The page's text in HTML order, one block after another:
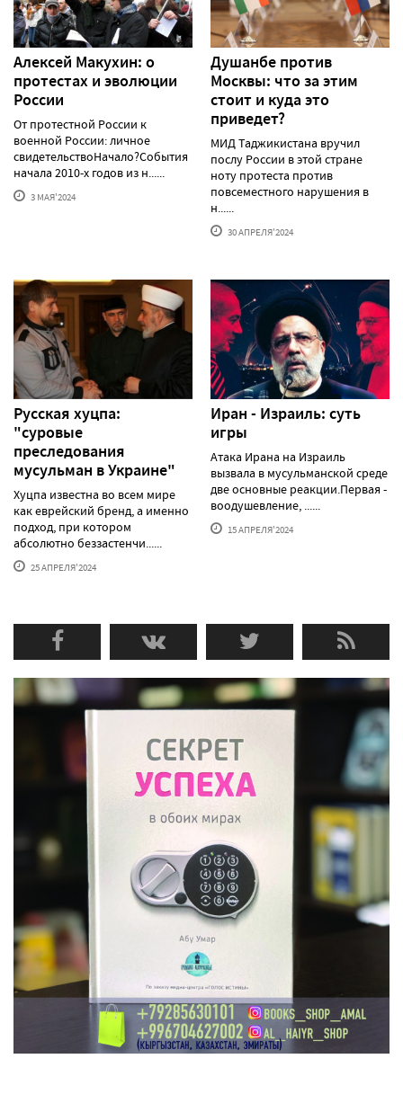
Алексей Макуxин: о
протестаx и эволюции
России
От протестной России к
военной России: личное
свидетельствоНачало?События
начала 2010-х годов из н......
3 МАЯ'2024
Душанбе против
Москвы: что за этим
стоит и куда это
приведет?
МИД Таджикистана вручил
послу России в этой стране
ноту протеста против
повсеместного нарушения в
н......
30 АПРЕЛЯ'2024
Русская хуцпа:
"суровые
преследования
мусульман в Украине"
Хуцпа известна во всем мире
как еврейский бренд, а именно
подход, при котором
абсолютно беззастенчи......
25 АПРЕЛЯ'2024
Иран - Израиль: суть
игры
Атака Ирана на Израиль
вызвала в мусульманской среде
две основные реакции.Первая -
воодушевление, ......
15 АПРЕЛЯ'2024